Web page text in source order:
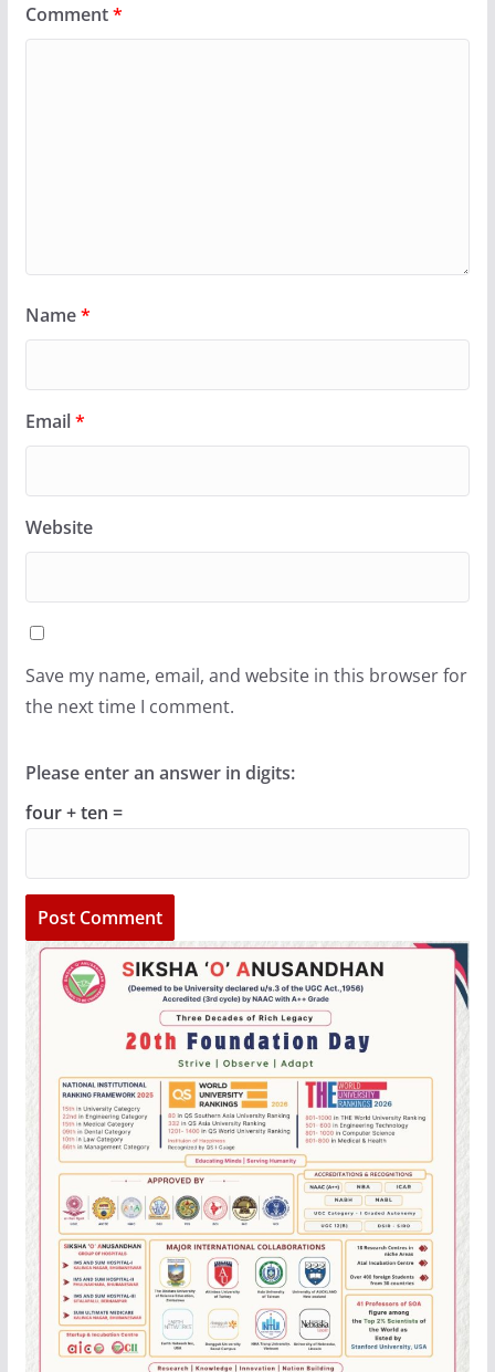
Comment*
Name*
Email*
Website
Save my name, email, and website in this browser for
the next time I comment.
Please enter an answer in digits:
four + ten =